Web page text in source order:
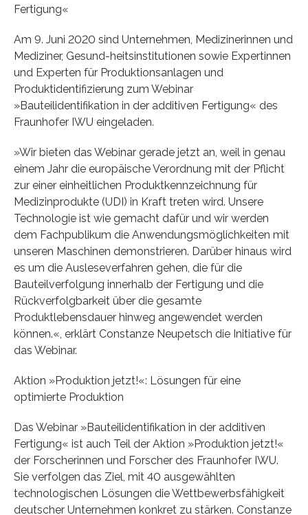
Fertigung«
Am 9. Juni 2020 sind Unternehmen, Medizinerinnen und
Mediziner, Gesund-heitsinstitutionen sowie Expertinnen
und Experten für Produktionsanlagen und
Produktidentifizierung zum Webinar
»Bauteilidentifikation in der additiven Fertigung« des
Fraunhofer IWU eingeladen.
»Wir bieten das Webinar gerade jetzt an, weil in genau
einem Jahr die europäische Verordnung mit der Pflicht
zur einer einheitlichen Produktkennzeichnung für
Medizinprodukte (UDI) in Kraft treten wird. Unsere
Technologie ist wie gemacht dafür und wir werden
dem Fachpublikum die Anwendungsmöglichkeiten mit
unseren Maschinen demonstrieren. Darüber hinaus wird
es um die Ausleseverfahren gehen, die für die
Bauteilverfolgung innerhalb der Fertigung und die
Rückverfolgbarkeit über die gesamte
Produktlebensdauer hinweg angewendet werden
können.«, erklärt Constanze Neupetsch die Initiative für
das Webinar.
Aktion »Produktion jetzt!«: Lösungen für eine
optimierte Produktion
Das Webinar »Bauteilidentifikation in der additiven
Fertigung« ist auch Teil der Aktion »Produktion jetzt!«
der Forscherinnen und Forscher des Fraunhofer IWU.
Sie verfolgen das Ziel, mit 40 ausgewählten
technologischen Lösungen die Wettbewerbsfähigkeit
deutscher Unternehmen konkret zu stärken. Constanze